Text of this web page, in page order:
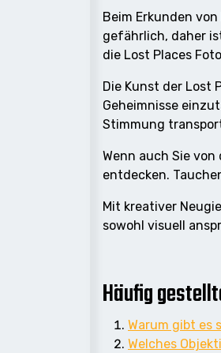
Beim Erkunden
gefährlich, daher
die Lost Places
Die Kunst der Lost
Geheimnisse
Stimmung
Wenn auch Sie
entdecken.
Mit kreativer
sowohl visuell
Häufig
Warum gibt es
Welches